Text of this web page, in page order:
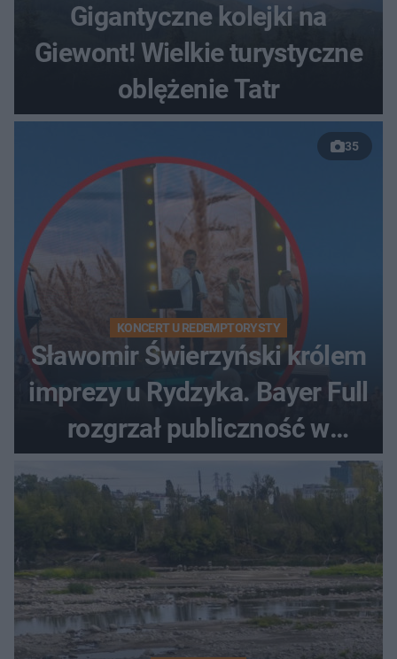
Gigantyczne kolejki na
Giewont! Wielkie turystyczne
oblężenie Tatr
35
KONCERT U REDEMPTORYSTY
Sławomir Świerzyński królem
imprezy u Rydzyka. Bayer Full
rozgrzał publiczność w
Toruniu